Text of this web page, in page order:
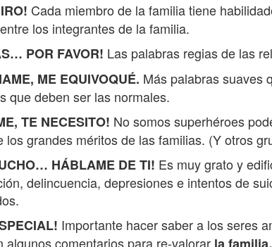
Cada miembro de la familia tiene
los integrantes de la familia.
POR FAVOR! Las palabras regias de las
ME EQUIVOQUÉ. Más palabras suaves
que deben ser las normales.
TE NECESITO! No somos superhéroes
los grandes méritos de las familias. (Y otros
HÁBLAME DE TI! Es muy grato y
delincuencia, depresiones e intentos de
Importante hacer saber a los seres
algunos comentarios para re-valorar